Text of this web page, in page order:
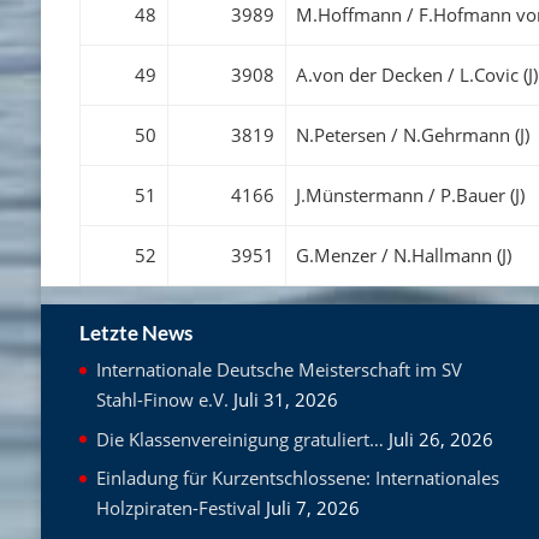
48 3989 M.Hoffmann / F.Hofmann
49 3908 A.von der Decken / L.Covic (J)
50 3819 N.Petersen / N.Gehrmann (J)
51 4166 J.Münstermann / P.Bauer (J)
52 3951 G.Menzer / N.Hallmann (J)
Letzte News
Internationale Deutsche Meisterschaft im SV
Stahl-Finow e.V. Juli 31, 2026
Die Klassenvereinigung gratuliert… Juli 26, 2026
Einladung für Kurzentschlossene: Internationales
Holzpiraten-Festival Juli 7, 2026